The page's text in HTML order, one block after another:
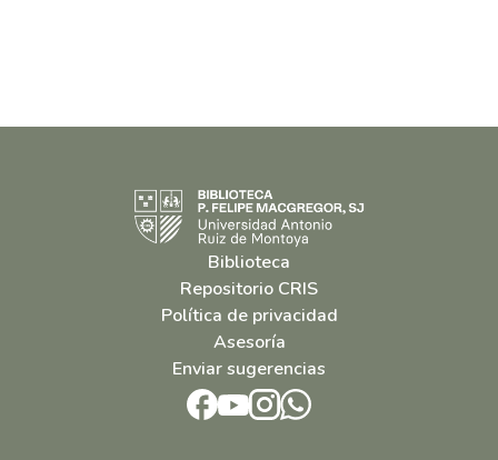
Biblioteca
Repositorio CRIS
Política de privacidad
Asesoría
Enviar sugerencias